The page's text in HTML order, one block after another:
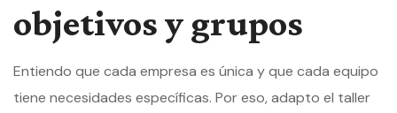
objetivos y grupos
Entiendo que cada empresa es única y que cada equipo
tiene necesidades específicas. Por eso, adapto el taller